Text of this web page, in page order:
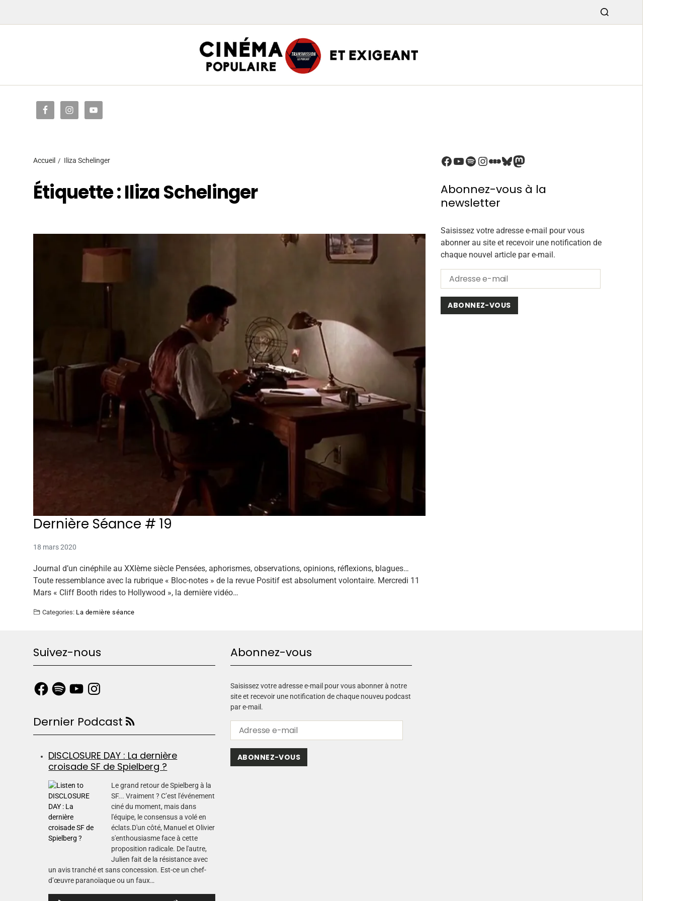
TRANSMISSIO
Accueil Iliza Schelinger
Étiquette :Iliza Schelinger
Dernière Séance # 19
18 mars 2020
Journal d’un cinéphile au XXIème siècle Pensées, aphorismes, observations, opinions, réflexions, blagues…
Toute ressemblance avec la rubrique « Bloc-notes » de la revue Positif est absolument volontaire. Mercredi 11
Mars « Cliff Booth rides to Hollywood », la dernière vidéo…
Categories: La dernière séance
Abonnez-vous à la
newsletter
Saisissez votre adresse e-mail pour vous
abonner au site et recevoir une notification de
chaque nouvel article par e-mail.
ABONNEZ-VOUS
Suivez-nous
Dernier Podcast
DISCLOSURE DAY : La dernière
croisade SF de Spielberg ?
Le grand retour de Spielberg à la
SF... Vraiment ? C’est l'événement
ciné du moment, mais dans
l'équipe, le consensus a volé en
éclats.D'un côté, Manuel et Olivier
s'enthousiasme face à cette
proposition radicale. De l'autre,
Julien fait de la résistance avec
un avis tranché et sans concession. Est-ce un chef-
d’œuvre paranoïaque ou un faux…
Abonnez-vous
Saisissez votre adresse e-mail pour vous abonner à notre
site et recevoir une notification de chaque nouveu podcast
par e-mail.
ABONNEZ-VOUS